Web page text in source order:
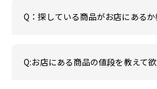
Q：探している商品がお店にある
Q:お店にある商品の値段を教えて